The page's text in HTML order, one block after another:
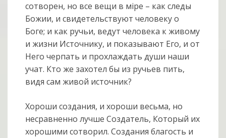
сотворен, но все вещи в мiре – как следы
Божии, и свидетельствуют человеку о
Боге; и как ручьи, ведут человека к живому
и жизни Источнику, и показывают Его, и от
Него черпать и прохлаждать души наши
учат. Кто же захотел бы из ручьев пить,
видя сам живой источник?
Хороши создания, и хороши весьма, но
несравненно лучше Создатель, Который их
хорошими сотворил. Создания благость и